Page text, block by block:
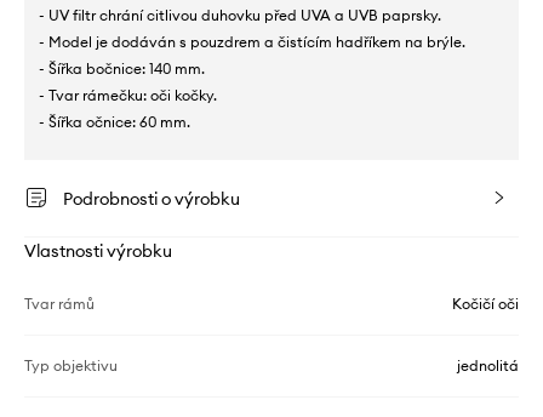
- UV filtr chrání citlivou duhovku před UVA a UVB paprsky.
- Model je dodáván s pouzdrem a čistícím hadříkem na brýle.
- Šířka bočnice: 140 mm.
- Tvar rámečku: oči kočky.
- Šířka očnice: 60 mm.
Podrobnosti o výrobku
Vlastnosti výrobku
Tvar rámů Kočičí oči
Typ objektivu jednolitá